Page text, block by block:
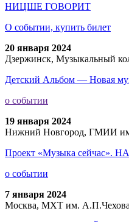
НИЦШЕ ГОВОРИТ
О событии, купить билет
20 января 2024
Дзержинск, Музыкальный
Детский Альбом — Новая
о событии
19 января 2024
Нижний Новгород, ГМИИ
Проект «Музыка
о событии
7 января 2024
Москва, МХТ им.